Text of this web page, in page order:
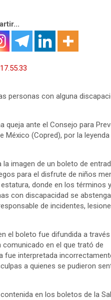
personas con alguna
queja ante el Consejo para
México (Copred), por la
imagen de un boleto de
para el disfrute de niños
donde en los términos y
con discapacidad se
de incidentes,
el boleto fue difundida a
en el que trató de
fue interpretada
a quienes se pudieron
en los boletos de la